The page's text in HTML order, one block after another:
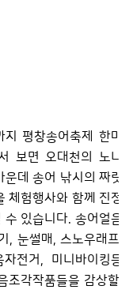
평창송어축제 한마당
보면 오대천의 노니는
데 송어 낚시의 짜릿한
험행사와 함께 진정한
있습니다. 송어얼음낚
, 눈썰매, 스노우래프팅,
전거, 미니바이킹등을
각작품들을 감상할 수